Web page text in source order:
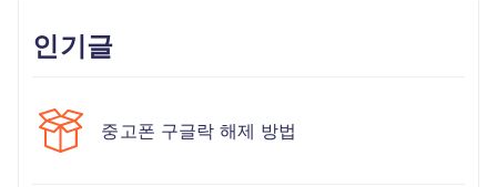
인기글
중고폰 구글락 해제 방법